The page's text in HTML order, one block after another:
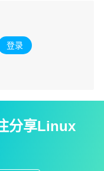
登录 。
分享Linux